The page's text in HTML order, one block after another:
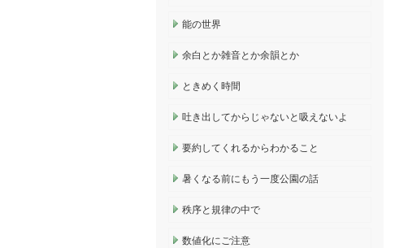
能の世界
余白とか雑音とか余韻とか
ときめく時間
吐き出してからじゃないと吸えないよ
要約してくれるからわかること
暑くなる前にもう一度公園の話
秩序と規律の中で
数値化にご注意